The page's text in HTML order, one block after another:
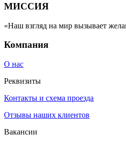
МИССИЯ
«Наш взгляд на мир вызывает
Компания
О нас
Реквизиты
Контакты и схема проезда
Отзывы наших клиентов
Вакансии